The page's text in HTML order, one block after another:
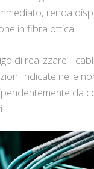
renda
in fibra ottica.
di realizzare il
indicate nelle
da